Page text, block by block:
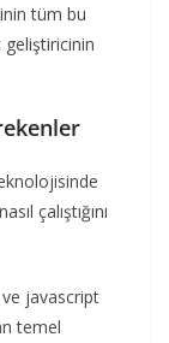
tüm bu
çalıştığını
javascript
temel